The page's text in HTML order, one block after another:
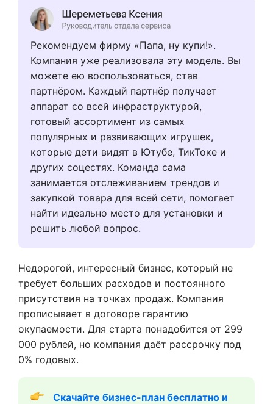
Рекомендуем фирму «Папа, ну купи!».
Компания уже реализовала эту модель. Вы
можете ею воспользоваться, став
партнёром. Каждый партнёр получает
аппарат со всей инфраструктурой,
готовый ассортимент из самых
популярных и развивающих игрушек,
которые дети видят в Ютубе, ТикТоке и
других соцестях. Команда сама
занимается отслеживанием трендов и
закупкой товара для всей сети, помогает
найти идеально место для установки и
решить любой вопрос.
Недорогой, интересный бизнес, который не
требует больших расходов и постоянного
присутствия на точках продаж. Компания
прописывает в договоре гарантию
окупаемости. Для старта понадобится от 299
000 рублей, но компания даёт рассрочку под
0% годовых.
Скачайте бизнес-план бесплатно и